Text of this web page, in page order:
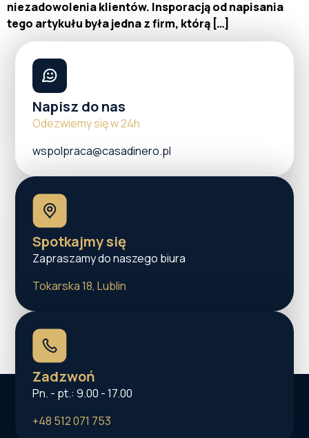
niezadowolenia klientów. Insporacją od napisania
tego artykułu była jedna z firm, którą […]
Napisz do nas
Odezwiemy się w 24h
wspolpraca@casadinero.pl
Spotkajmy się
Zapraszamy do naszego biura
Tokarska 18, Lublin
Zadzwoń
Pn. - pt.: 9.00 - 17.00
+48 512 071 753